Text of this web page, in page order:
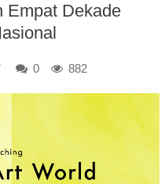
Empat Dekade
0 882